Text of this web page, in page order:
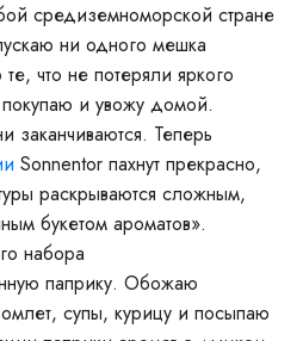
средиземноморской стране
ни одного мешка
что не потеряли яркого
и увожу домой.
Теперь
Sonnentor пахнут прекрасно,
раскрываются сложным,
букетом ароматов».
набора
паприку. Обожаю
супы, курицу и посыпаю